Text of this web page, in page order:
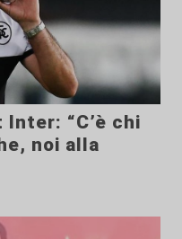
“C’è chi
noi alla